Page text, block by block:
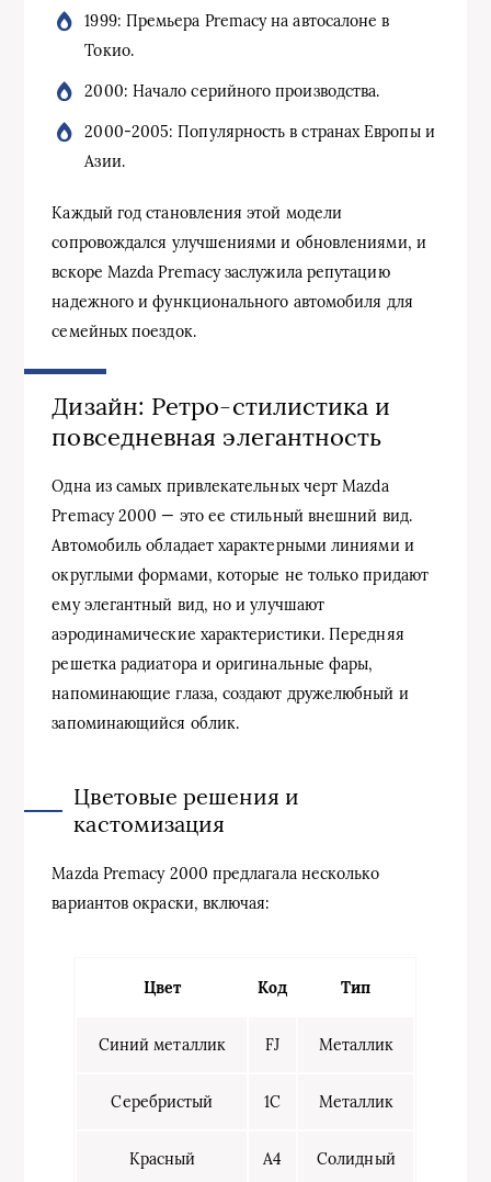
1999: Премьера Premacy на автосалоне в
Токио.
2000: Начало серийного производства.
2000-2005: Популярность в странах Европы и
Азии.
Каждый год становления этой модели
сопровождался улучшениями и обновлениями, и
вскоре Mazda Premacy заслужила репутацию
надежного и функционального автомобиля для
семейных поездок.
Дизайн: Ретро-стилистика и
повседневная элегантность
Одна из самых привлекательных черт Mazda
Premacy 2000 — это ее стильный внешний вид.
Автомобиль обладает характерными линиями и
округлыми формами, которые не только придают
ему элегантный вид, но и улучшают
аэродинамические характеристики. Передняя
решетка радиатора и оригинальные фары,
напоминающие глаза, создают дружелюбный и
запоминающийся облик.
Цветовые решения и
кастомизация
Mazda Premacy 2000 предлагала несколько
вариантов окраски, включая:
Цвет Код Тип
Синий металлик FJ Металлик
Серебристый 1C Металлик
Красный A4 Солидный